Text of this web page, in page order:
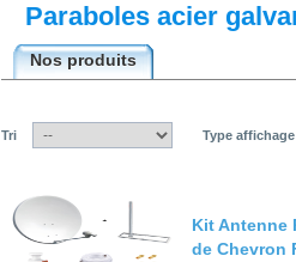
Paraboles acier
Nos produits
Tri Type affichage
Kit Antenne
de Chevron